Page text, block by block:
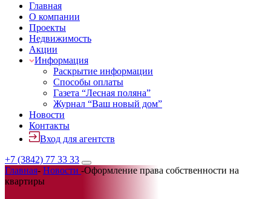
Главная
О компании
Проекты
Недвижимость
Акции
Информация
Раскрытие информации
Способы оплаты
Газета “Лесная поляна”
Журнал “Ваш новый дом”
Новости
Контакты
Вход для агентств
+7 (3842) 77 33 33
Главная- Новости -Оформление права собственности на
квартиры